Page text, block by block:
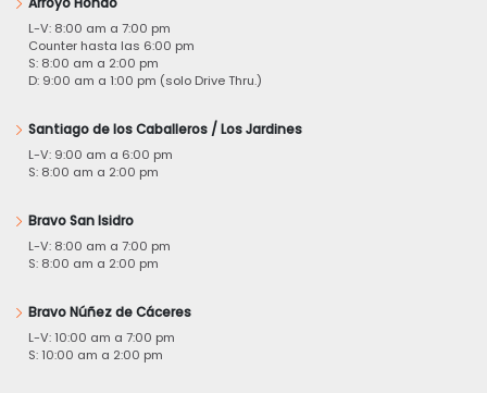
L-V: 8:00 am a 7:00 pm
Counter hasta las 6:00 pm
S: 8:00 am a 2:00 pm
D: 9:00 am a 1:00 pm (solo Drive Thru.)
Santiago de los Caballeros / Los Jardines
L-V: 9:00 am a 6:00 pm
S: 8:00 am a 2:00 pm
Bravo San Isidro
L-V: 8:00 am a 7:00 pm
S: 8:00 am a 2:00 pm
Bravo Núñez de Cáceres
L-V: 10:00 am a 7:00 pm
S: 10:00 am a 2:00 pm